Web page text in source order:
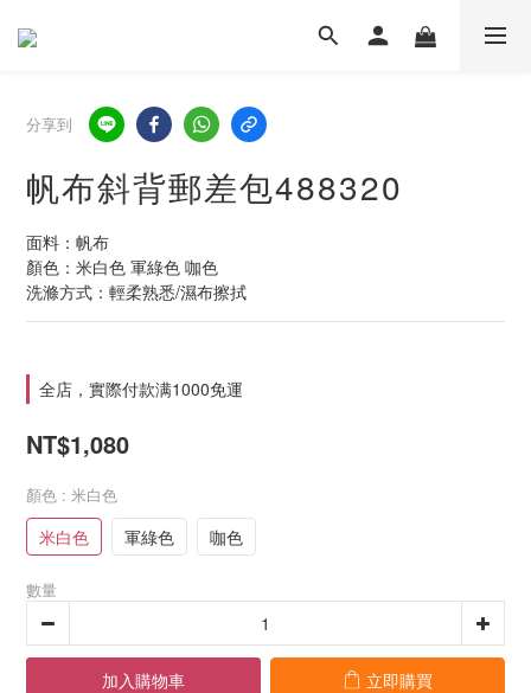
分享到
帆布斜背郵差包488320
面料：帆布
顏色：米白色 軍綠色 咖色
洗滌方式：輕柔熟悉/濕布擦拭
全店，實際付款满1000免運
NT$1,080
顏色 : 米白色
米白色 軍綠色 咖色
數量
加入購物車 立即購買